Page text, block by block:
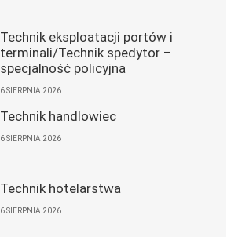
Technik eksploatacji portów i
terminali/Technik spedytor –
specjalność policyjna
6 SIERPNIA 2026
Technik handlowiec
6 SIERPNIA 2026
Technik hotelarstwa
6 SIERPNIA 2026